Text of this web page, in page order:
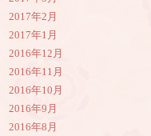
2017年2月
2017年1月
2016年12月
2016年11月
2016年10月
2016年9月
2016年8月